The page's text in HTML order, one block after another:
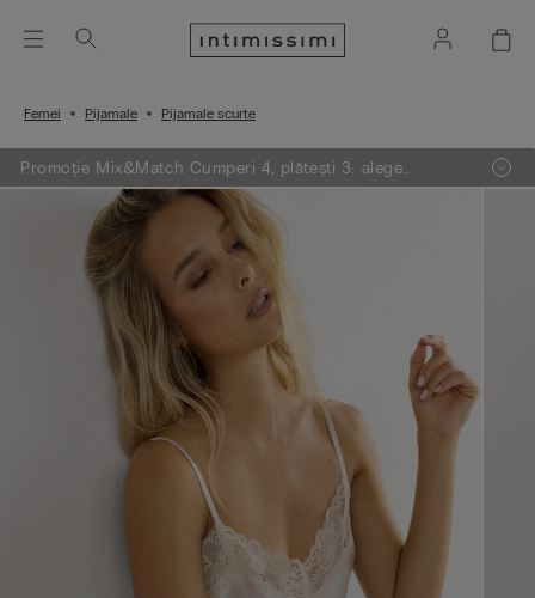
Femei Pijamale Pijamale scurte
Promoție Mix&Match Cumperi 4, plătești 3: alege
articolele preferate din tricotaje, pijamale și furouri,
adaugă 4 în coșul de cumpărături și plătești doar 3.